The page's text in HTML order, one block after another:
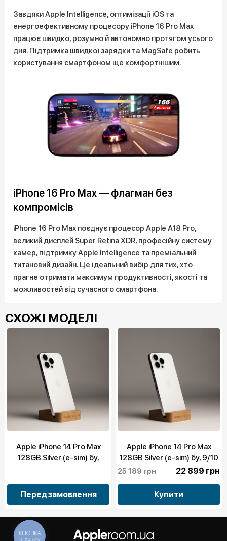
Завдяки Apple Intelligence, оптимізації iOS та
енергоефективному процесору iPhone 16 Pro Max
працює швидко, розумно й автономно протягом усього
дня. Підтримка швидкої зарядки та MagSafe робить
користування смартфоном ще комфортнішим.
iPhone 16 Pro Max — флагман без
компромісів
iPhone 16 Pro Max поєднує процесор Apple A18 Pro,
великий дисплей Super Retina XDR, професійну систему
камер, підтримку Apple Intelligence та преміальний
титановий дизайн. Це ідеальний вибір для тих, хто
прагне отримати максимум продуктивності, якості та
можливостей від сучасного смартфона.
СХОЖІ МОДЕЛІ
Apple iPhone 14 Pro Max
128GB Silver (e-sim) бу,
Передзамовлення
Apple iPhone 14 Pro Max
128GB Silver (e-sim) бу, 9/10
25 189 грн 22 899 грн
Купити
КНОПКА